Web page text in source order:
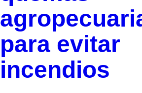
para evitar
incendios